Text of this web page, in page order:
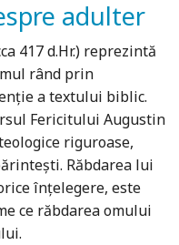
adulter
417 d.Hr.) reprezintă
rând prin
a textului biblic.
Fericitului Augustin
riguroase,
Răbdarea lui
înțelegere, este
ce răbdarea omului